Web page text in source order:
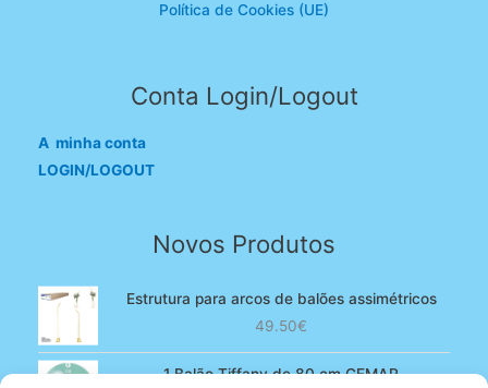
Política de Cookies (UE)
Conta Login/Logout
A minha conta
LOGIN/LOGOUT
Novos Produtos
Estrutura para arcos de balões assimétricos
49.50€
1 Balão Tiffany de 80 cm GEMAR